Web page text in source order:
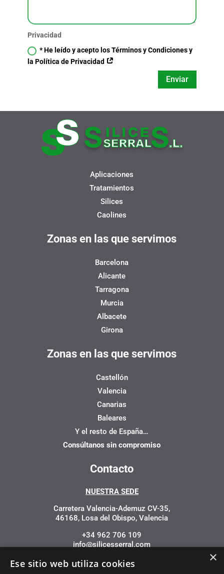
Privacidad
* He leído y acepto los Términos y Condiciones y
la Política de Privacidad
Enviar
Aplicaciones
Tratamientos
Silices
Caolines
Zonas en las que servimos
Barcelona
Alicante
Tarragona
Murcia
Albacete
Girona
Zonas en las que servimos
Castellón
Valencia
Canarias
Baleares
Y el resto de España…
Consúltanos sin compromiso
Contacto
NUESTRA SEDE
Carretera Valencia-Ademuz CV-35,
46168, Losa del Obispo, Valencia
+34 962 706 109
info@silicesserral.com
×
Ese sitio web utiliza cookies